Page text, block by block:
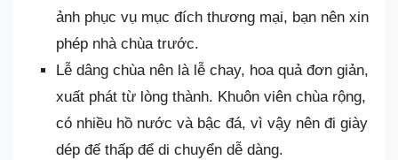
ảnh phục vụ mục đích thương mại, bạn nên xin
phép nhà chùa trước.
Lễ dâng chùa nên là lễ chay, hoa quả đơn giản,
xuất phát từ lòng thành. Khuôn viên chùa rộng,
có nhiều hồ nước và bậc đá, vì vậy nên đi giày
dép đế thấp để di chuyển dễ dàng.